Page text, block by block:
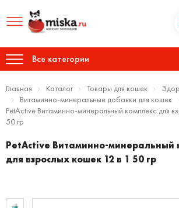
Все категории
Главная Каталог Товары для кошек
Витаминно-минеральные добавки для кошек
PetActive Витаминно-минеральный комплекс для
50 гр
PetActive Витаминно-минеральный
для взрослых кошек 12 в 1 50 гр